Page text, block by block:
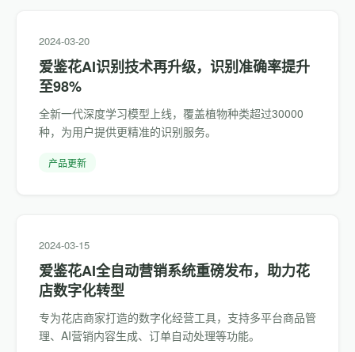
2024-03-20
爱鉴花AI识别技术再升级，识别准确率提升
至98%
全新一代深度学习模型上线，覆盖植物种类超过30000
种，为用户提供更精准的识别服务。
产品更新
2024-03-15
爱鉴花AI全自动营销系统重磅发布，助力花
店数字化转型
专为花店商家打造的数字化经营工具，支持多平台商品管
理、AI营销内容生成、订单自动处理等功能。